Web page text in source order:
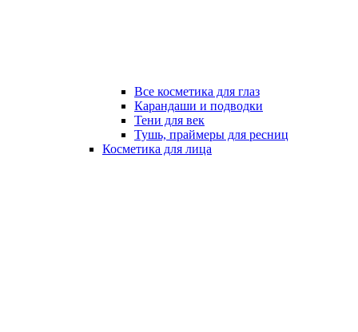
Все косметика для глаз
Карандаши и подводки
Тени для век
Тушь, праймеры для ресниц
Косметика для лица